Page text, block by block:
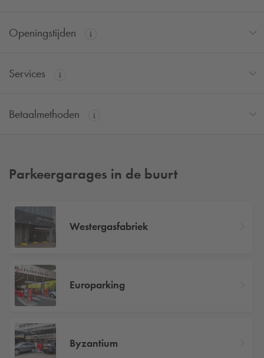
Openingstijden
Services
Betaalmethoden
Parkeergarages in de buurt
Westergasfabriek
Europarking
Byzantium